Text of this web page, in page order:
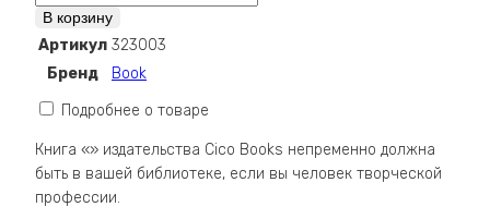
Creative
Style:
Liveable,
loveable
spaces
В корзину
Артикул 323003
Бренд
Book
Подробнее о товаре
Книга «» издательства Cico Books непременно должна
быть в вашей библиотеке, если вы человек творческой
профессии.